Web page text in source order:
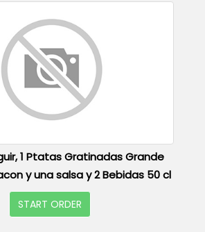
1 Ptatas Gratinadas Grande
y una salsa y 2 Bebidas 50 cl
START ORDER